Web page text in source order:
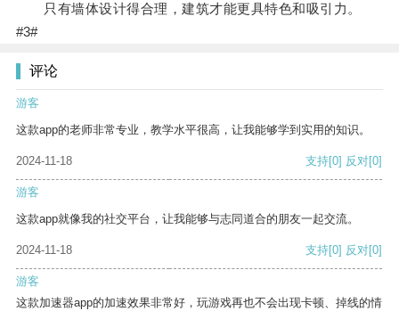
只有墙体设计得合理，建筑才能更具特色和吸引力。
#3#
评论
游客
这款app的老师非常专业，教学水平很高，让我能够学到实用的知识。
2024-11-18 支持[0] 反对[0]
游客
这款app就像我的社交平台，让我能够与志同道合的朋友一起交流。
2024-11-18 支持[0] 反对[0]
游客
这款加速器app的加速效果非常好，玩游戏再也不会出现卡顿、掉线的情